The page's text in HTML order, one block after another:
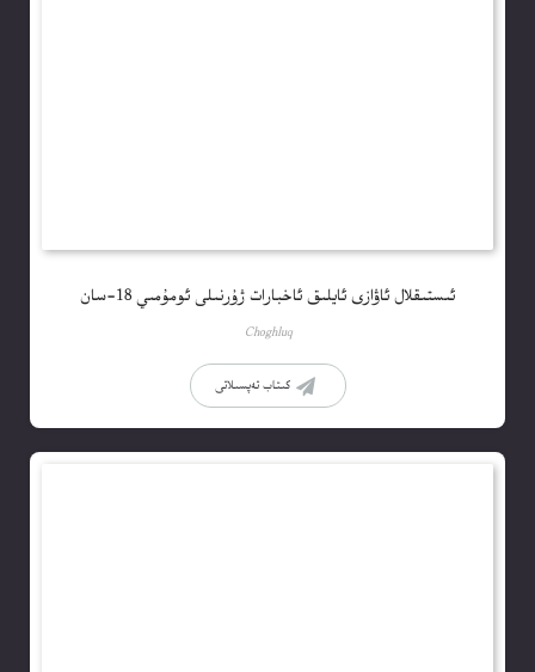
ئىستىقلال ئاۋازى ئايلىق ئاخبارات ژۇرنىلى ئومۇمىي 18-سان
Choghluq
كىتاب تەپسىلاتى